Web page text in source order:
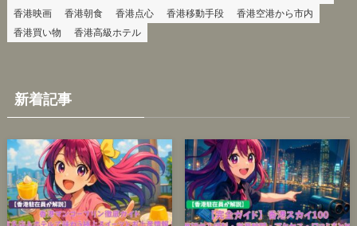
香港映画
香港朝食 香港点心 香港移動手段
香港空港から市内
香港買い物
香港高級ホテル
新着記事